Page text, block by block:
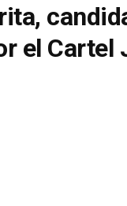
el Cartel